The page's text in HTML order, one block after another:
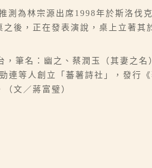
測為林宗源出席1998年於斯洛伐
後，正在發表演說，桌上立著
筆名：幽之、蔡潤玉（其妻之
連等人創立「蕃薯詩社」，發行
文／蔣富璧）